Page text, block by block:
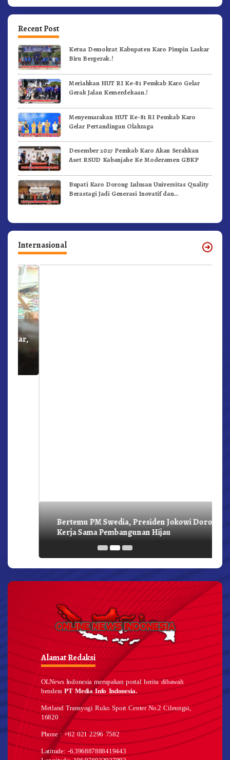
Recent Post
Ketua Demokrat Kabupaten Karo Pimpin Laskar
Biru Bergerak.!
Meriahkan HUT RI Ke-81 Pemkab Karo Gelar
Gerak Jalan Kemerdekaan.!
Menyemarakan HUT Ke-81 RI Pemkab Karo
Gelar Pertandingan Olahraga
Desember 2027 Pemkab Karo Akan Serahkan
Aset RSUD Kabanjahe Ke Moderamen GBKP
Bupati Karo Dorong Lulusan Universitas Quality
Berastagi Jadi Generasi Inovatif dan
Internasional
Bertemu PM Swedia, Presiden Jokowi Dorong
Kerja Sama Pembangunan Hijau
Alamat Redaksi
OLNews Indonesia merupakan portal berita dibawah
benderaPT Media Info Indonesia.
Metland Transyogi Ruko Sport Center No.2 Cileungsi,
16820
Phone : +62 021 2296 7582
Latitude: -6.396887888419443